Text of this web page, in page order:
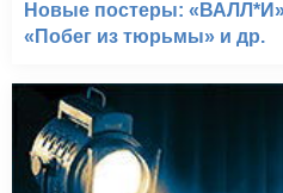
Новые постеры:
«Побег из тюрьмы» и др.